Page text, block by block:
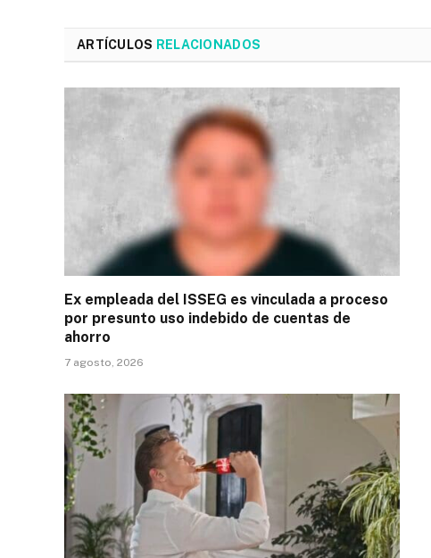
ARTÍCULOS RELACIONADOS
Ex empleada del ISSEG es vinculada a proceso
por presunto uso indebido de cuentas de
ahorro
7 agosto, 2026